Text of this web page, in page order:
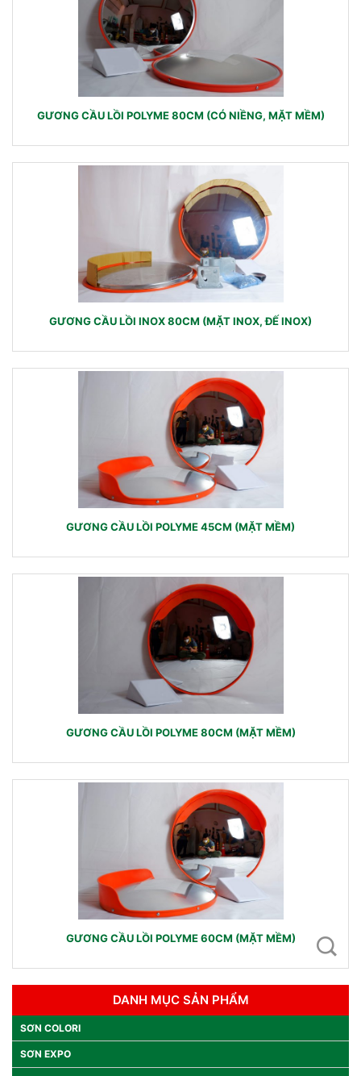
GƯƠNG CẦU LỒI POLYME 80CM (CÓ NIỀNG, MẶT MỀM)
GƯƠNG CẦU LỒI INOX 80CM (MẶT INOX, ĐẾ INOX)
GƯƠNG CẦU LỒI POLYME 45CM (MẶT MỀM)
GƯƠNG CẦU LỒI POLYME 80CM (MẶT MỀM)
GƯƠNG CẦU LỒI POLYME 60CM (MẶT MỀM)
DANH MỤC SẢN PHẨM
SƠN COLORI
SƠN EXPO